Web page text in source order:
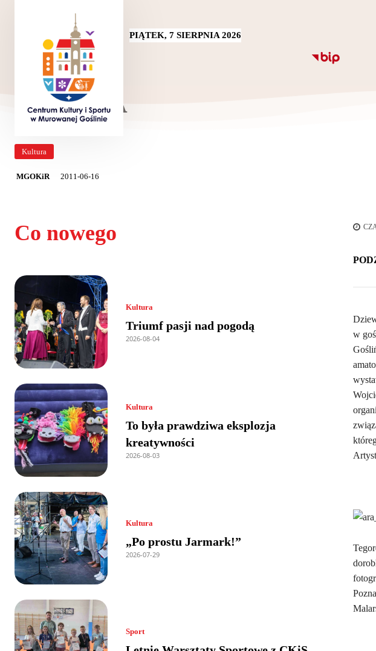
PIĄTEK, 7 SIERPNIA 2026
VII ARA
Kultura
MGOKiR 2011-06-16
Co nowego
Kultura
Triumf pasji nad pogodą
2026-08-04
Kultura
To była prawdziwa eksplozja
kreatywności
2026-08-03
Kultura
„Po prostu Jarmark!”
2026-07-29
Sport
w